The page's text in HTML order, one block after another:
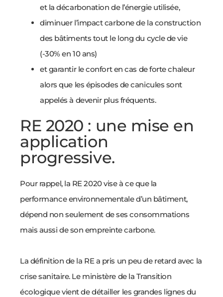
et la décarbonation de l’énergie utilisée,
diminuer l’impact carbone de la construction
des bâtiments tout le long du cycle de vie
(-30% en 10 ans)
et garantir le confort en cas de forte chaleur
alors que les épisodes de canicules sont
appelés à devenir plus fréquents.
RE 2020 : une mise en
application
progressive.
Pour rappel, la RE 2020 vise à ce que la
performance environnementale d’un bâtiment,
dépend non seulement de ses consommations
mais aussi de son empreinte carbone.
La définition de la RE a pris un peu de retard avec la
crise sanitaire. Le ministère de la Transition
écologique vient de détailler les grandes lignes du